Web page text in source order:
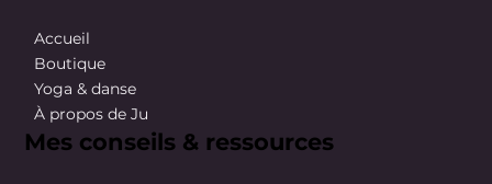
Accueil
Boutique
Yoga & danse
À propos de Ju
Mes conseils & ressources